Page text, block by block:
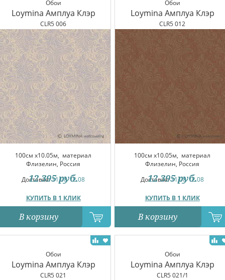
Обои
Loymina Амплуа Клэр
CLR5 006
100см x10.05м, материал
Флизелин, Россия
Доставка:11.08-12.08
КУПИТЬ В 1 КЛИК
12 395 руб.
В корзину
Обои
Loymina Амплуа Клэр
CLR5 012
100см x10.05м, материал
Флизелин, Россия
Доставка:11.08-12.08
КУПИТЬ В 1 КЛИК
12 395 руб.
В корзину
Обои
Loymina Амплуа Клэр
CLR5 021
Обои
Loymina Амплуа Клэр
CLR5 021/1